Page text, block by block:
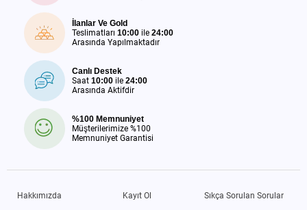
İlanlar Ve Gold
Teslimatları 10:00 ile 24:00
Arasında Yapılmaktadır
Canlı Destek
Saat 10:00 ile 24:00
Arasında Aktifdir
%100 Memnuniyet
Müşterilerimize %100
Memnuniyet Garantisi
Hakkımızda Kayıt Ol Sıkça Sorulan Sorular